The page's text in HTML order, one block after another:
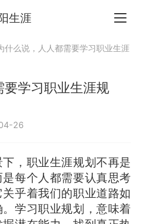
生涯
什么说，人人都需要学习职业生涯
学习职业生涯规
26
，职业生涯规划不再是
每个人都需要认真思考
乎着我们的职业道路如
学习职业规划，意味着